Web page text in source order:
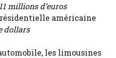
11 millions d’euros
américaine
dollars
les limousines